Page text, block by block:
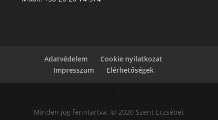
Adatvédelem
Cookie nyilatkozat
Impresszum
Elérhetőségek
Minden jog fenntartva. © 2020 Szent Erzsébet